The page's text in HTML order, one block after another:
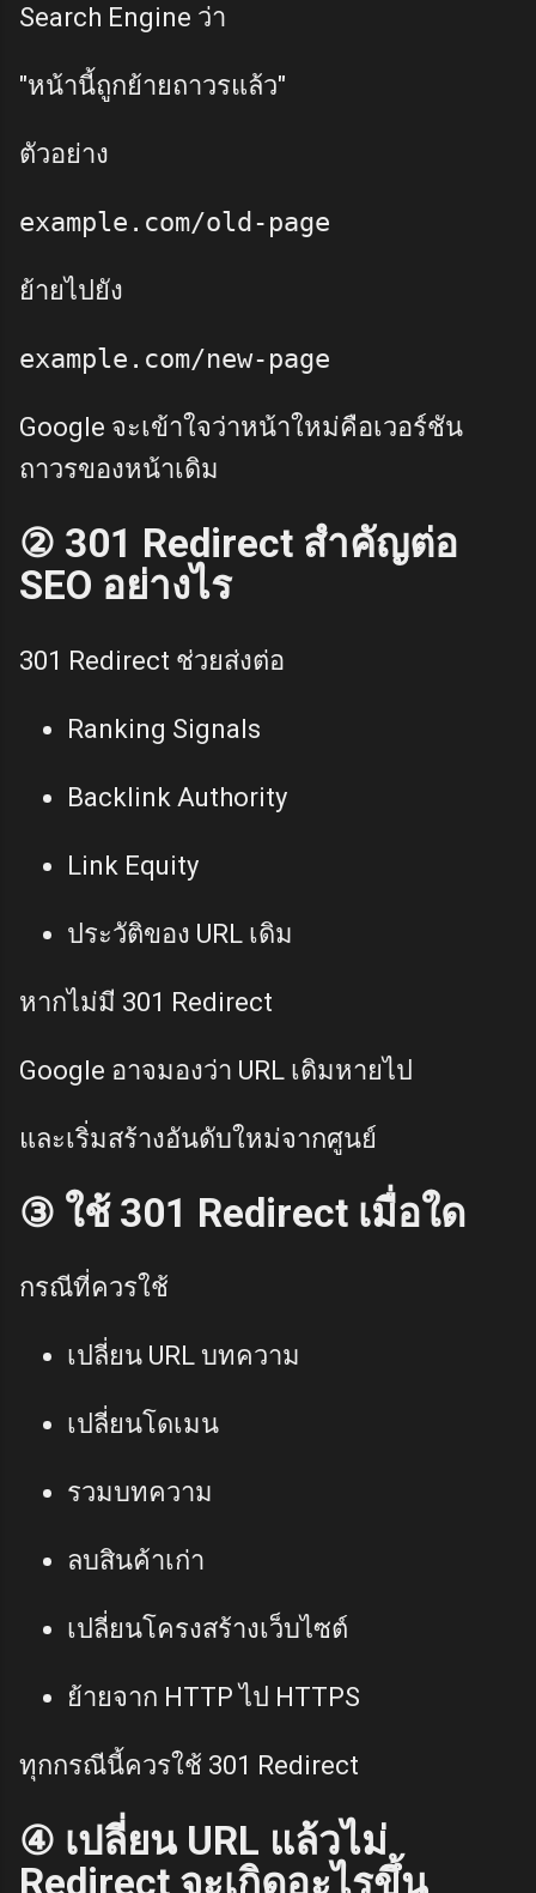
Search Engine ว่า
"หน้านี้ถูกย้ายถาวรแล้ว"
ตัวอย่าง
ย้ายไปยัง
Google จะเข้าใจว่าหน้าใหม่คือเวอร์ชัน
ถาวรของหน้าเดิม
② 301 Redirect สำคัญต่อ
SEO อย่างไร
301 Redirect ช่วยส่งต่อ
Ranking Signals
Backlink Authority
Link Equity
ประวัติของ URL เดิม
หากไม่มี 301 Redirect
Google อาจมองว่า URL เดิมหายไป
และเริ่มสร้างอันดับใหม่จากศูนย์
③ ใช้ 301 Redirect เมื่อใด
กรณีที่ควรใช้
เปลี่ยน URL บทความ
เปลี่ยนโดเมน
รวมบทความ
ลบสินค้าเก่า
เปลี่ยนโครงสร้างเว็บไซต์
ย้ายจาก HTTP ไป HTTPS
ทุกกรณีนี้ควรใช้ 301 Redirect
④ เปลี่ยน URL แล้วไม่
Redirect จะเกิดอะไรขึ้น